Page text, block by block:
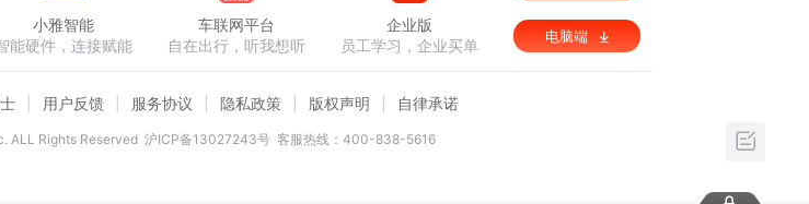
小雅智能
能硬件，连接赋能
车联网平台
自在出行，听我想听
企业版
员工学习，企业买单
电脑端
用户反馈 服务协议 隐私政策 版权声明 自律承诺
ALL Rights Reserved 沪ICP备13027243号 客服热线：400-838-5616